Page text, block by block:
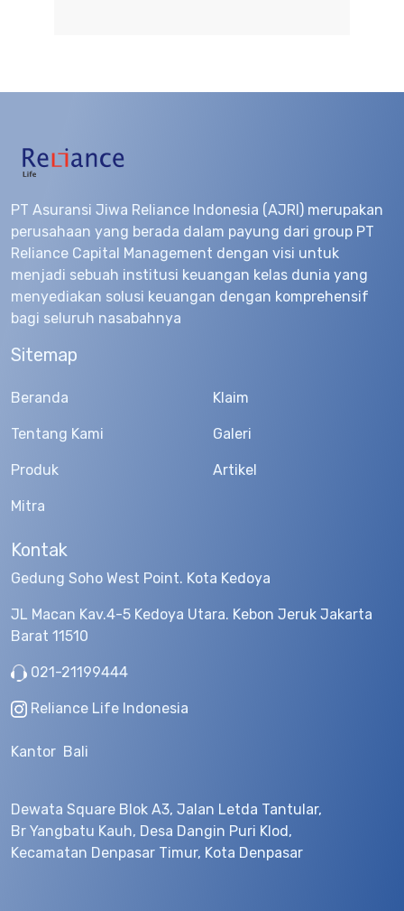
PT Asuransi Jiwa Reliance Indonesia (AJRI) merupakan
perusahaan yang berada dalam payung dari group PT
Reliance Capital Management dengan visi untuk
menjadi sebuah institusi keuangan kelas dunia yang
menyediakan solusi keuangan dengan komprehensif
bagi seluruh nasabahnya
Sitemap
Beranda Klaim
Tentang Kami Galeri
Produk Artikel
Mitra
Kontak
Gedung Soho West Point. Kota Kedoya
JL Macan Kav.4-5 Kedoya Utara. Kebon Jeruk Jakarta
Barat 11510
021-21199444
Reliance Life Indonesia
Kantor Bali
Dewata Square Blok A3, Jalan Letda Tantular,
Br Yangbatu Kauh, Desa Dangin Puri Klod,
Kecamatan Denpasar Timur, Kota Denpasar